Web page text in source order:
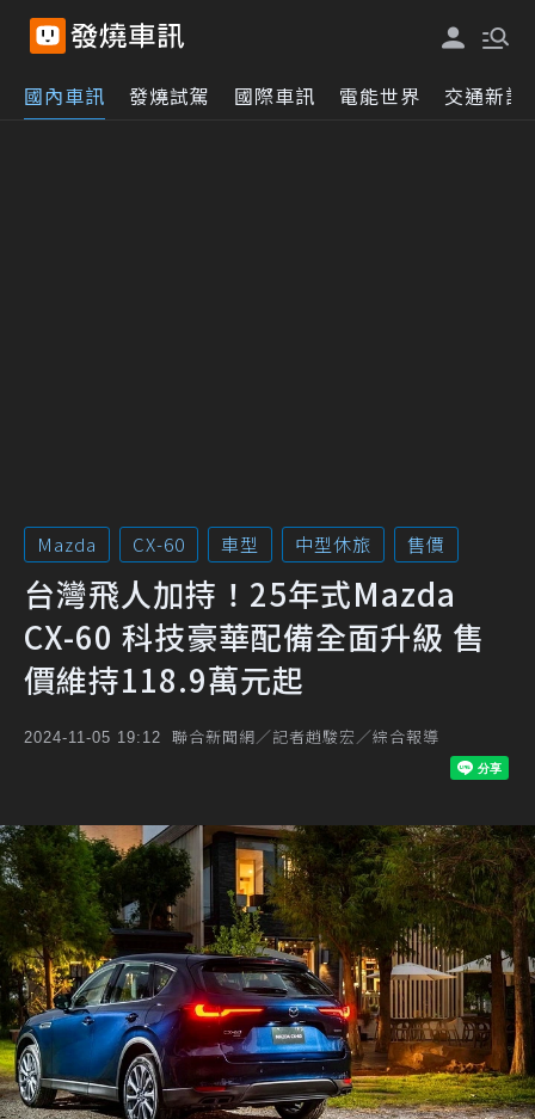
國內車訊 發燒試駕 國際車訊 電能世界 交通新訊
Mazda CX-60 車型 中型休旅 售價
台灣飛人加持！25年式Mazda
CX-60 科技豪華配備全面升級 售
價維持118.9萬元起
2024-11-05 19:12 聯合新聞網／記者趙駿宏／綜合報導